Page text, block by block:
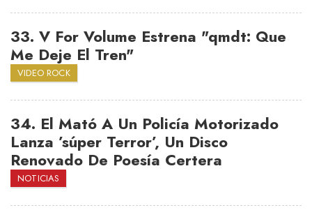
33. V For Volume Estrena "qmdt: Que
Me Deje El Tren"
VIDEO ROCK
34. El Mató A Un Policía Motorizado
Lanza ’súper Terror’, Un Disco
Renovado De Poesía Certera
NOTICIAS